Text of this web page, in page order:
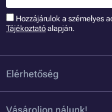
Hozzájárulok a szémelyes
Tájékoztató alapján.
Elérhetőség